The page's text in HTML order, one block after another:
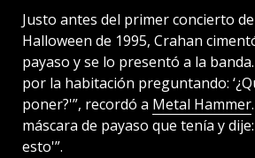
Justo antes del primer concierto
Halloween de 1995, Crahan
payaso y se lo presentó a la
por la habitación preguntando:
poner?'”, recordó a Metal Hammer
máscara de payaso que tenía y
esto'”.